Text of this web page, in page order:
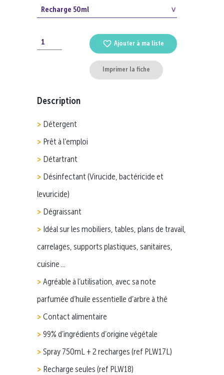
Ajouter à ma liste
Imprimer la fiche
Description
Détergent
Prêt à l’emploi
Détartrant
Désinfectant (Virucide, bactéricide et
levuricide)
Dégraissant
Idéal sur les mobiliers, tables, plans de travail,
carrelages, supports plastiques, sanitaires,
cuisine …
Agréable à l’utilisation, avec sa note
parfumée d’huile essentielle d’arbre à thé
Contact alimentaire
99% d’ingrédients d’origine végétale
Spray 750mL + 2 recharges (ref PLW17L)
Recharge seules (ref PLW18)